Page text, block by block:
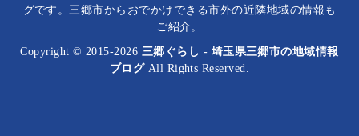
グです。三郷市からおでかけできる市外の近隣地域の情報も
ご紹介。
Copyright © 2015-2026 三郷ぐらし - 埼玉県三郷市の地域情報
ブログAll Rights Reserved.